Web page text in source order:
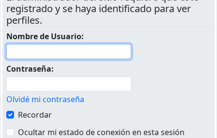
registrado y se haya identificado para ver
perfiles.
Nombre de Usuario:
Contraseña:
Olvidé mi contraseña
Recordar
Ocultar mi estado de conexión en esta sesión